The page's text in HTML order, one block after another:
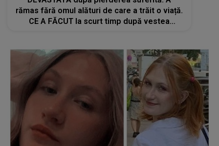
rămas fără omul alături de care a trăit o viață.
CE A FĂCUT la scurt timp după vestea